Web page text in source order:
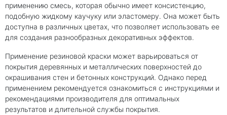
применению смесь, которая обычно имеет консистенцию,
подобную жидкому каучуку или эластомеру. Она может быть
доступна в различных цветах, что позволяет использовать ее
для создания разнообразных декоративных эффектов.
Применение резиновой краски может варьироваться от
покрытия деревянных и металлических поверхностей до
окрашивания стен и бетонных конструкций. Однако перед
применением рекомендуется ознакомиться с инструкциями и
рекомендациями производителя для оптимальных
результатов и длительной службы покрытия.